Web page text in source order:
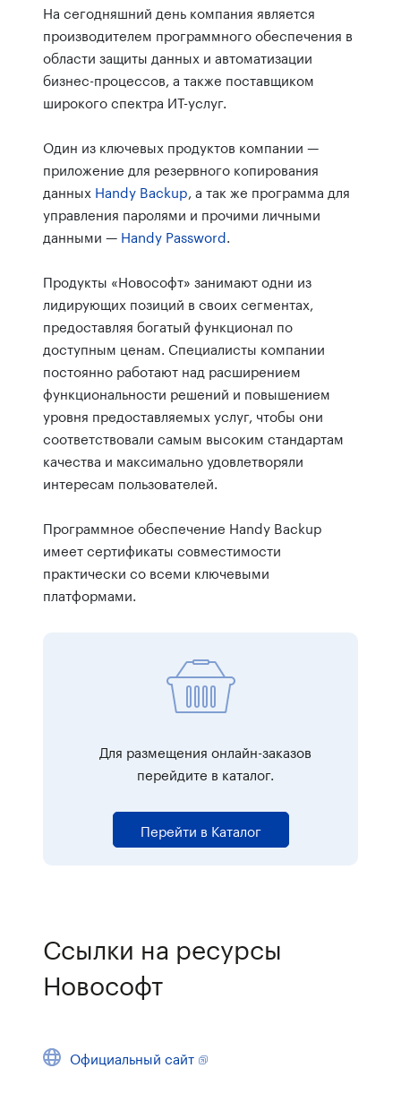
На сегодняшний день компания является
производителем программного обеспечения в
области защиты данных и автоматизации
бизнес-процессов, а также поставщиком
широкого спектра ИТ-услуг.
Один из ключевых продуктов компании —
приложение для резервного копирования
данных Handy Backup, а так же программа для
управления паролями и прочими личными
данными — Handy Password.
Продукты «Новософт» занимают одни из
лидирующих позиций в своих сегментах,
предоставляя богатый функционал по
доступным ценам. Специалисты компании
постоянно работают над расширением
функциональности решений и повышением
уровня предоставляемых услуг, чтобы они
соответствовали самым высоким стандартам
качества и максимально удовлетворяли
интересам пользователей.
Программное обеспечение Handy Backup
имеет сертификаты совместимости
практически со всеми ключевыми
платформами.
Для размещения онлайн-заказов
перейдите в каталог.
Перейти в Каталог
Ссылки на ресурсы
Новософт
Официальный сайт